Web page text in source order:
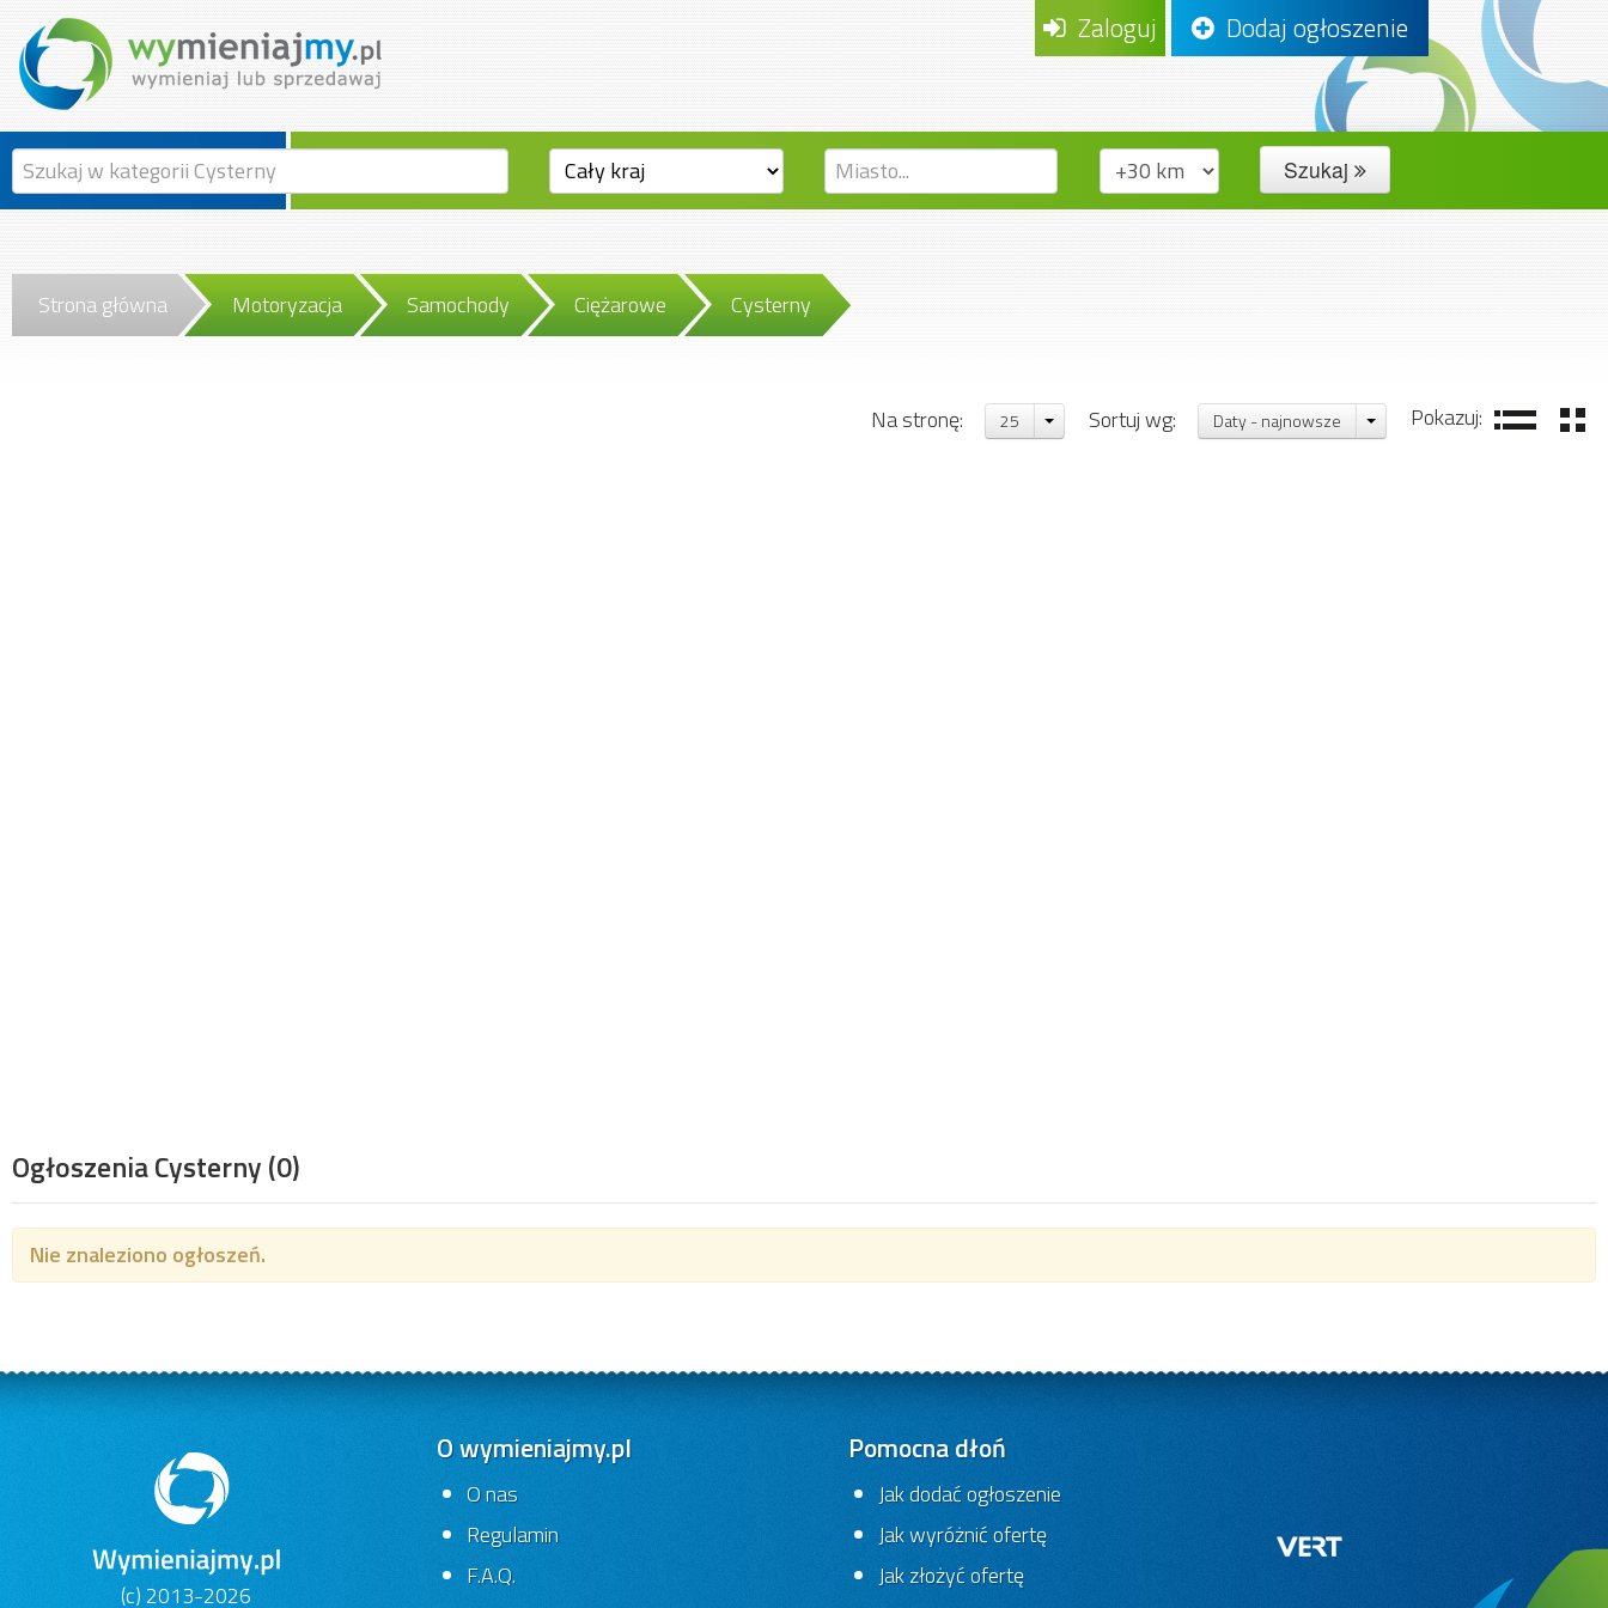
Zaloguj Dodaj ogłoszenie
Szukaj
Strona główna Motoryzacja Samochody Ciężarowe Cysterny
Ogłoszenia Cysterny(0)
Pokazuj:
Sortuj wg: Daty - najnowsze
Na stronę: 25
Nie znaleziono ogłoszeń.
(c) 2013-2026
O wymieniajmy.pl
O nas
Regulamin
F.A.Q.
Pomocna dłoń
Jak dodać ogłoszenie
Jak wyróżnić ofertę
Jak złożyć ofertę